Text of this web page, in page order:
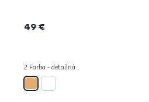
49 €
2 Farba - detailná